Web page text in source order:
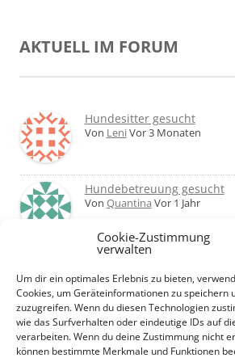
Cookie-Zustimmung
verwalten
Um dir ein optimales Erlebnis zu bieten,
Cookies, um Geräteinformationen zu speichern
zuzugreifen. Wenn du diesen Technologien
wie das Surfverhalten oder eindeutige IDs auf
verarbeiten. Wenn du deine Zustimmung nicht
können bestimmte Merkmale und Funktionen
AKTUELL IM FORUM
Hundesitter gesucht
Von LeniVor 3 Monaten
Hundebetreuung gesucht
Von Quantina Vor 1 Jahr
Was haltet ihr von
Erfahrungen?
VonMartin Vor 2 Jahren
Urlaub mit Hund... Tipps
Unterkünfte?
VonBeateVor 2 Jahren